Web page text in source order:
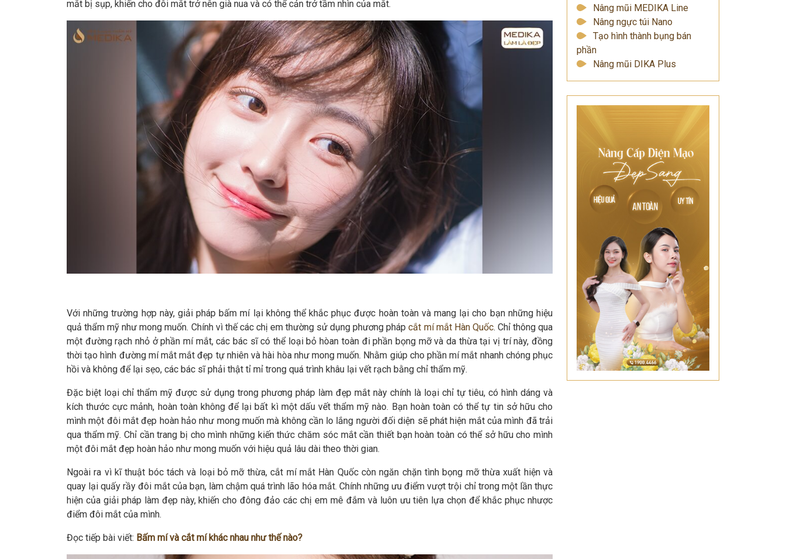
mắt bị sụp, khiến cho đôi mắt trở nên già nua và có thể cản trở tầm nhìn của mắt.
Với những trường hợp này, giải pháp bấm mí lại không thể khắc phục được hoàn toàn và mang lại cho bạn những hiệu
quả thẩm mỹ như mong muốn. Chính vì thế các chị em thường sử dụng phương phápcắt mí mắt Hàn Quốc. Chỉ thông qua
một đường rạch nhỏ ở phần mí mắt, các bác sĩ có thể loại bỏ hòan toàn đi phần bọng mỡ và da thừa tại vị trí này, đồng
thời tạo hình đường mí mắt mắt đẹp tự nhiên và hài hòa như mong muốn. Nhằm giúp cho phần mí mắt nhanh chóng phục
hồi và không để lại sẹo, các bác sĩ phải thật tỉ mỉ trong quá trình khâu lại vết rạch bằng chỉ thẩm mỹ.
Đặc biệt loại chỉ thẩm mỹ được sử dụng trong phương pháp làm đẹp mắt này chính là loại chỉ tự tiêu, có hình dáng và
kích thước cực mảnh, hoàn toàn không để lại bất kì một dấu vết thẩm mỹ nào. Bạn hoàn toàn có thể tự tin sở hữu cho
mình một đôi mắt đẹp hoàn hảo như mong muốn mà không cần lo lắng người đối diện sẽ phát hiện mắt của mình đã trải
qua thẩm mỹ. Chỉ cần trang bị cho mình những kiến thức chăm sóc mắt cần thiết bạn hoàn toàn có thể sở hữu cho mình
một đôi mắt đẹp hoàn hảo như mong muốn với hiệu quả lâu dài theo thời gian.
Ngoài ra vì kĩ thuật bóc tách và loại bỏ mỡ thừa, cắt mí mắt Hàn Quốc còn ngăn chặn tình bọng mỡ thừa xuất hiện và
quay lại quấy rầy đôi mắt của bạn, làm chậm quá trình lão hóa mắt. Chính những ưu điểm vượt trội chỉ trong một lần thực
hiện của giải pháp làm đẹp này, khiến cho đông đảo các chị em mê đắm và luôn ưu tiên lựa chọn để khắc phục nhược
điểm đôi mắt của mình.
Đọc tiếp bài viết: Bấm mí và cắt mí khác nhau như thế nào?
Nâng mũi MEDIKA Line
Nâng ngực túi Nano
Tạo hình thành bụng bán
phần
Nâng mũi DIKA Plus